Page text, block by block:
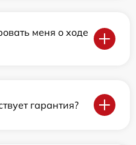
меня о ходе
гарантия?